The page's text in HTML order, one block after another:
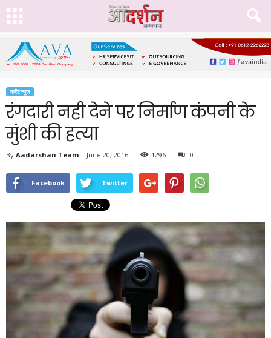
करेंट न्यूज़
रंगदारी नही देने पर निर्माण कंपनी के
मुंशी की हत्या
By Aadarshan Team - June 20, 2016 1296 0
Facebook Twitter